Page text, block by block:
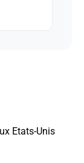
Etats-Unis